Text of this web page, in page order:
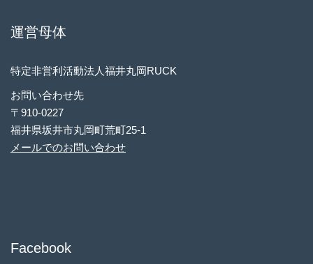
運営母体
特定非営利活動法人福井丸岡RUCK
お問い合わせ先
〒910-0227
福井県坂井市丸岡町荒町25-1
メールでのお問い合わせ
Facebook